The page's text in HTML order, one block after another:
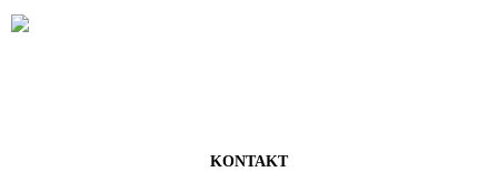
KONTAKT